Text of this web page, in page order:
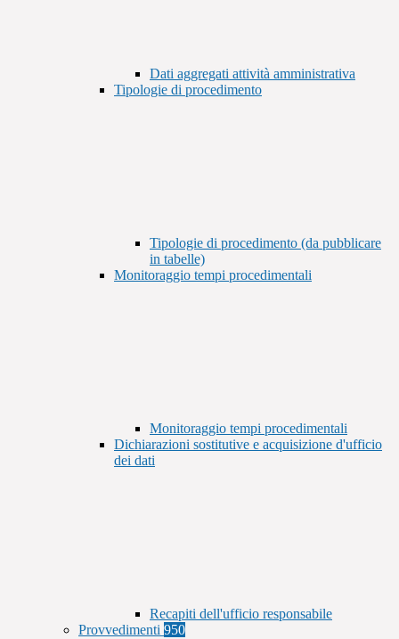
Dati aggregati attività amministrativa
Tipologie di procedimento
Tipologie di procedimento (da pubblicare
in tabelle)
Monitoraggio tempi procedimentali
Monitoraggio tempi procedimentali
Dichiarazioni sostitutive e acquisizione d'ufficio
dei dati
Recapiti dell'ufficio responsabile
Provvedimenti 950